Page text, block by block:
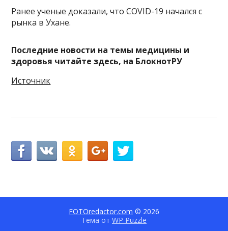
Ранее ученые доказали, что COVID-19 начался с
рынка в Ухане.
Последние новости на темы медицины и
здоровья читайте здесь, на БлокнотРУ
Источник
FOTOredactor.com © 2026
Тема от WP Puzzle